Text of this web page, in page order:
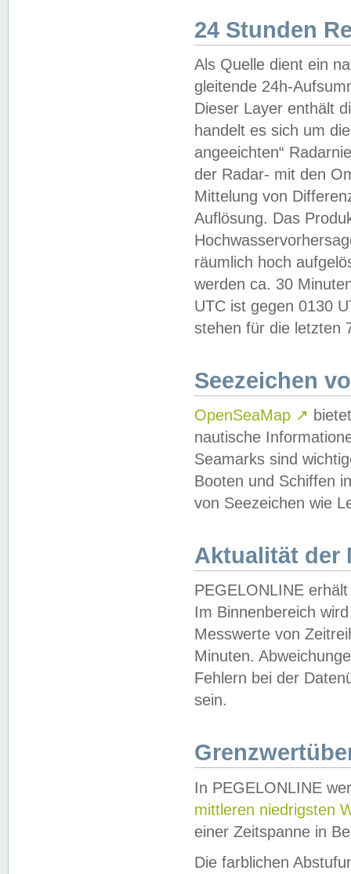
24 Stunden
Als Quelle dient ein
gleitende 24h-
Dieser Layer enthält
handelt es sich um
angeeichten“
der Radar- mit den
Mittelung von
Auflösung. Das
räumlich hoch
werden ca. 30
UTC ist gegen 0130
stehen für die letzten
Seezeichen
OpenSeaMap ↗
nautische
Seamarks sind
Booten und Schiffen
von Seezeichen wie
Aktualität der
PEGELONLINE
Im Binnenbereich
Messwerte von
Minuten.
Fehlern bei der
sein.
In PEGELONLINE
mittleren niedrigsten
einer Zeitspanne in
Die farblichen